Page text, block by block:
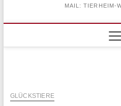
MAIL: TIERHEIM-
GLÜCKSTIERE